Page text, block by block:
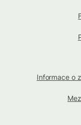
Informace o